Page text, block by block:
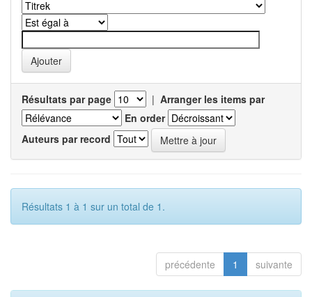
Résultats par page | Arranger les items par
En order
Auteurs par record
Résultats 1 à 1 sur un total de 1.
précédente 1 suivante